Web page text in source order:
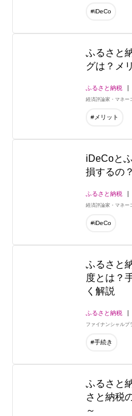
#iDeCo
ふるさと
グは？メ
ふるさと納税
経済評論家・マネー
#メリット
iDeCoと
損するの？
ふるさと納税
経済評論家・マネー
#iDeCo
ふるさと
度とは？
く解説
ふるさと納税
ファイナンシャルプ
#手続き
ふるさと
さと納税
～